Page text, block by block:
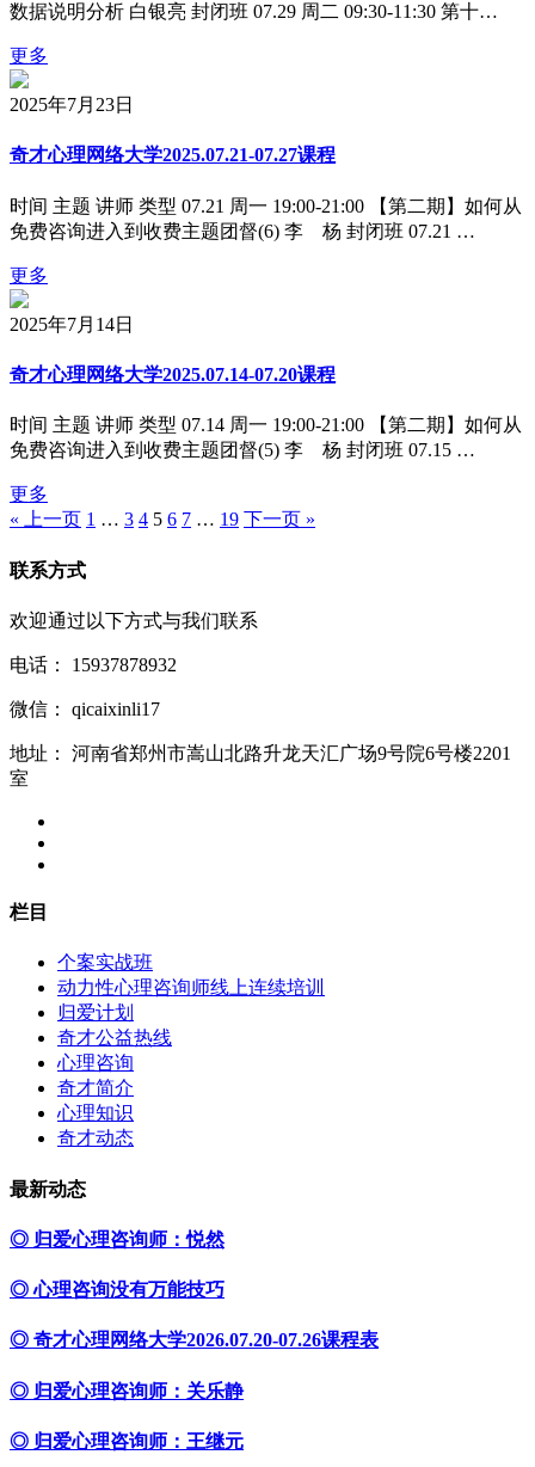
数据说明分析 白银亮 封闭班 07.29 周二 09:30-11:30 第十…
更多
2025年7月23日
奇才心理网络大学2025.07.21-07.27课程
时间 主题 讲师 类型 07.21 周一 19:00-21:00 【第二期】如何从
免费咨询进入到收费主题团督(6) 李 杨 封闭班 07.21 …
更多
2025年7月14日
奇才心理网络大学2025.07.14-07.20课程
时间 主题 讲师 类型 07.14 周一 19:00-21:00 【第二期】如何从
免费咨询进入到收费主题团督(5) 李 杨 封闭班 07.15 …
更多
« 上一页 1 … 3 4 5 6 7 … 19 下一页 »
联系方式
欢迎通过以下方式与我们联系
电话： 15937878932
微信： qicaixinli17
地址：
河南省郑州市嵩山北路升龙天汇广场9号院6号楼2201
室
栏目
个案实战班
动力性心理咨询师线上连续培训
归爱计划
奇才公益热线
心理咨询
奇才简介
心理知识
奇才动态
最新动态
◎ 归爱心理咨询师：悦然
◎ 心理咨询没有万能技巧
◎ 奇才心理网络大学2026.07.20-07.26课程表
◎ 归爱心理咨询师：关乐静
◎ 归爱心理咨询师：王继元